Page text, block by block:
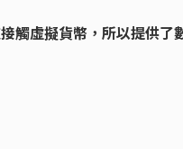
觸虛擬貨幣，所以提供了